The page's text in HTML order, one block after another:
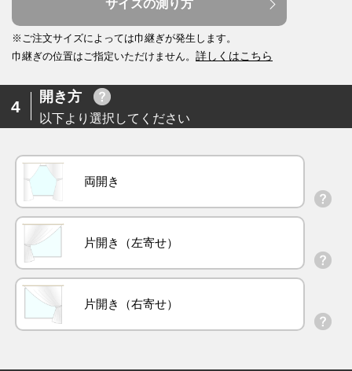
サイズの測り方
※ご注文サイズによっては巾継ぎが発生します。
巾継ぎの位置はご指定いただけません。 詳しくはこちら
4
開き方
以下より選択してください
両開き
片開き（左寄せ）
片開き（右寄せ）